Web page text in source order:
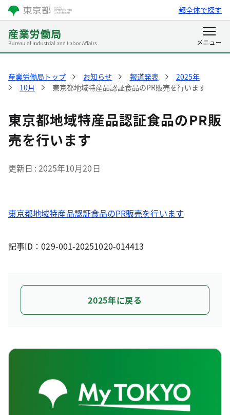
都全体で探す
産業労働局トップ お知らせ 報道発表
2025年
10月
東京都地域特産品認証食品のPR販売を行います
東京都地域特産品認証食品のPR販
売を行います
更新日 2025年10月20日
東京都地域特産品認証食品のPR販売を行います
記事ID：029-001-20251020-014413
2025年に戻る